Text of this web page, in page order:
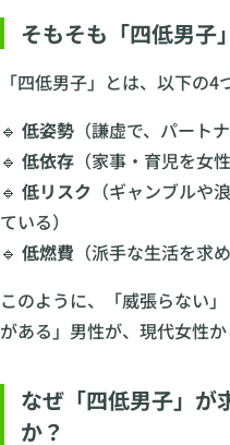
そもそも「四低男子
「四低男子」とは、以下の4
🔹 低姿勢 （謙虚で、パート
🔹 低依存 （家事・育児を女
🔹 低リスク （ギャンブルや
ている）
🔹 低燃費 （派手な生活を求
このように、「威張らない
がある」男性が、現代女性か
なぜ「四低男子」が
か？